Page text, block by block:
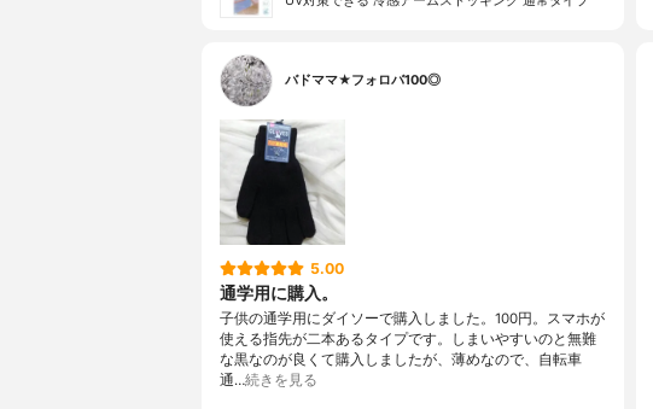
バドママ★フォロバ100◎
5.00
通学用に購入。
子供の通学用にダイソーで購入しました。100円。スマホが
使える指先が二本あるタイプです。しまいやすいのと無難
な黒なのが良くて購入しましたが、薄めなので、自転車
通…続きを見る